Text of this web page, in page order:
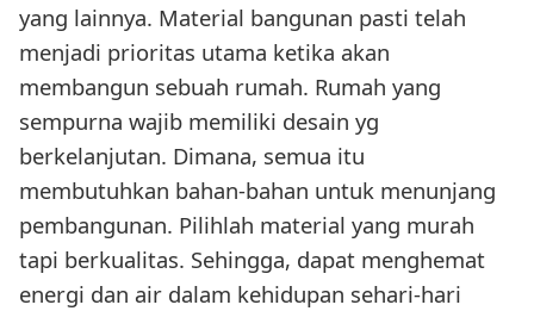
yang lainnya. Material bangunan pasti telah
menjadi prioritas utama ketika akan
membangun sebuah rumah. Rumah yang
sempurna wajib memiliki desain yg
berkelanjutan. Dimana, semua itu
membutuhkan bahan-bahan untuk menunjang
pembangunan. Pilihlah material yang murah
tapi berkualitas. Sehingga, dapat menghemat
energi dan air dalam kehidupan sehari-hari